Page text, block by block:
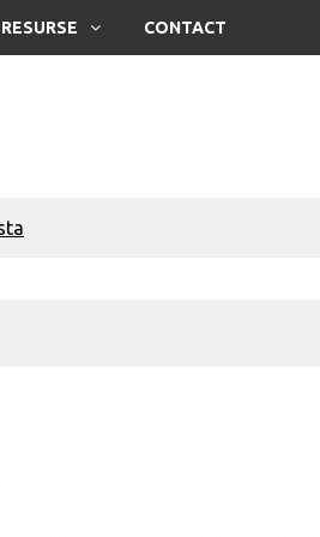
RESURSE CONTACT